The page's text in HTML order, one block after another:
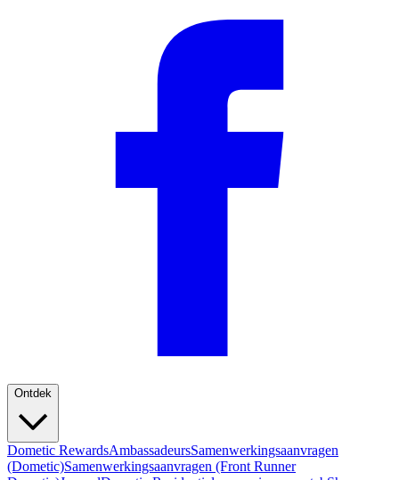
Ontdek
Dometic RewardsAmbassadeursSamenwerkingsaanvragen
(Dometic)Samenwerkingsaanvragen (Front Runner